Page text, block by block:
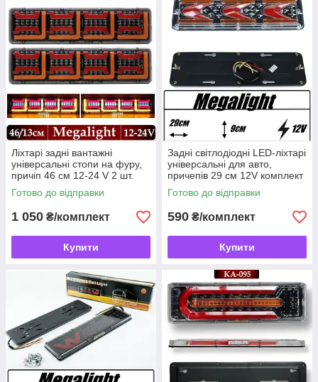
Ліхтарі задні вантажні
універсальні стопи на фуру,
причіп 46 см 12-24 V 2 шт.
Готово до відправки
1 050 ₴/комплект
Купити
Задні світлодіодні LED-ліхтарі
універсальні для авто,
причепів 29 см 12V комплект
2 шт. G-WD40
Готово до відправки
590 ₴/комплект
Купити